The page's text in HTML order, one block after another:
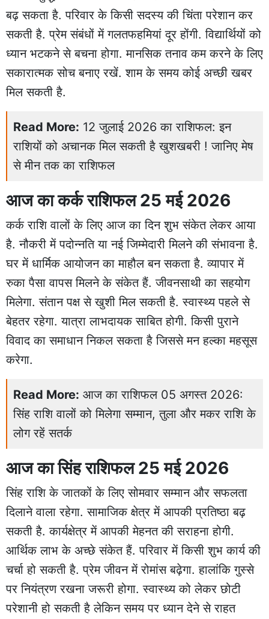
बढ़ सकता है. परिवार के किसी सदस्य की चिंता परेशान कर
सकती है. प्रेम संबंधों में गलतफहमियां दूर होंगी. विद्यार्थियों को
ध्यान भटकने से बचना होगा. मानसिक तनाव कम करने के लिए
सकारात्मक सोच बनाए रखें. शाम के समय कोई अच्छी खबर
मिल सकती है.
Read More: 12 जुलाई 2026 का राशिफल: इन
राशियों को अचानक मिल सकती है खुशखबरी ! जानिए मेष
से मीन तक का राशिफल
आज का कर्क राशिफल 25 मई 2026
कर्क राशि वालों के लिए आज का दिन शुभ संकेत लेकर आया
है. नौकरी में पदोन्नति या नई जिम्मेदारी मिलने की संभावना है.
घर में धार्मिक आयोजन का माहौल बन सकता है. व्यापार में
रुका पैसा वापस मिलने के संकेत हैं. जीवनसाथी का सहयोग
मिलेगा. संतान पक्ष से खुशी मिल सकती है. स्वास्थ्य पहले से
बेहतर रहेगा. यात्रा लाभदायक साबित होगी. किसी पुराने
विवाद का समाधान निकल सकता है जिससे मन हल्का महसूस
करेगा.
Read More: आज का राशिफल 05 अगस्त 2026:
सिंह राशि वालों को मिलेगा सम्मान, तुला और मकर राशि के
लोग रहें सतर्क
आज का सिंह राशिफल 25 मई 2026
सिंह राशि के जातकों के लिए सोमवार सम्मान और सफलता
दिलाने वाला रहेगा. सामाजिक क्षेत्र में आपकी प्रतिष्ठा बढ़
सकती है. कार्यक्षेत्र में आपकी मेहनत की सराहना होगी.
आर्थिक लाभ के अच्छे संकेत हैं. परिवार में किसी शुभ कार्य की
चर्चा हो सकती है. प्रेम जीवन में रोमांस बढ़ेगा. हालांकि गुस्से
पर नियंत्रण रखना जरूरी होगा. स्वास्थ्य को लेकर छोटी
परेशानी हो सकती है लेकिन समय पर ध्यान देने से राहत